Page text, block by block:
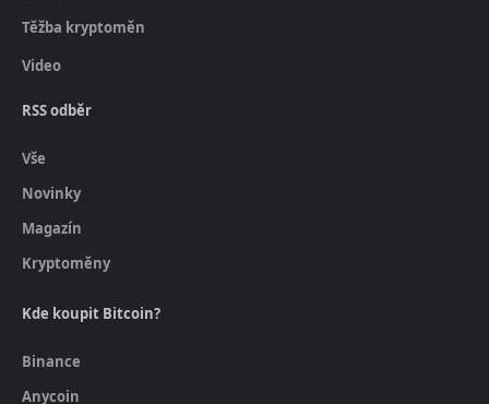
Těžba kryptoměn
Video
RSS odběr
Vše
Novinky
Magazín
Kryptoměny
Kde koupit Bitcoin?
Binance
Anycoin